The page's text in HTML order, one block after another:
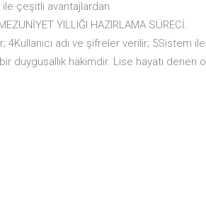
ile çeşitli avantajlardan
YILLIĞI HAZIRLAMA SÜRECİ.
4Kullanıcı adı ve şifreler verilir; 5Sistem ile
duygusallık hakimdir. Lise hayatı denen o